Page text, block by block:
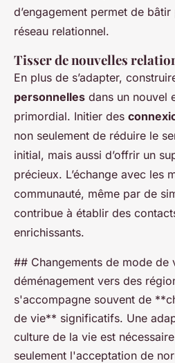
d’engagement permet de
réseau relationnel.
Tisser de nouvelles
En plus de s’adapter,
personnelles dans un nouvel
primordial. Initier des
non seulement de réduire le
initial, mais aussi d’offrir un
précieux. L’échange avec les
communauté, même par de
contribue à établir des
enrichissants.
## Changements de mode de
déménagement vers des
s'accompagne souvent de
de vie** significatifs. Une
culture de la vie est
seulement l'acceptation de